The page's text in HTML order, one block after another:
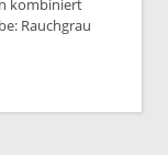
kombiniert
Rauchgrau